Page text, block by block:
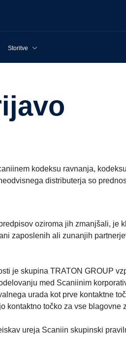
Storitve
kodeksu ravnanja,
distributerja so
oziroma jih zmanjšali, je
zaposlenih ali zunanjih
je skupina TRATON GROUP
med Scaniinim
urada kot prve kontaktne
točko za vse blagovne
ureja Scaniin skupinski